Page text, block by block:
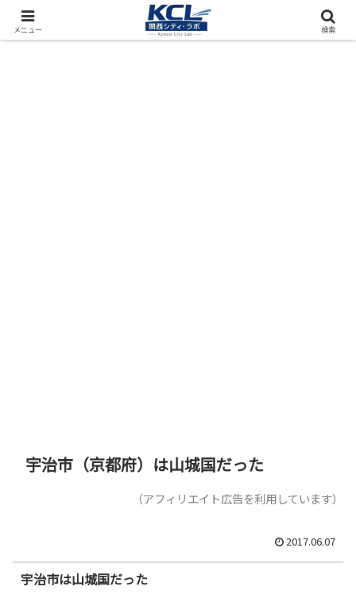
都市再開発をフィールド調査（累計アクセス数4000万PV）
宇治市（京都府）は山城国だった
（アフィリエイト広告を利用しています）
2017.06.07
宇治市は山城国だった
メニュー 検索